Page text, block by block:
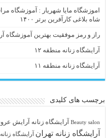
اموزشگاه مایا شهریار : آموزشگاه
شاه بلاغی کارآفرین برتر ۱۴۰۰
راز و رمز موفقیت بهترین آموزشگاه
آرایشگاه زنانه منطقه ۱۲
آرایشگاه زنانه منطقه ۱۱
برچسب های کلیدی
Beauty salon آرايشگاه زنانه آرایش
آرایشگاه زنانه تهران آرایشگاه